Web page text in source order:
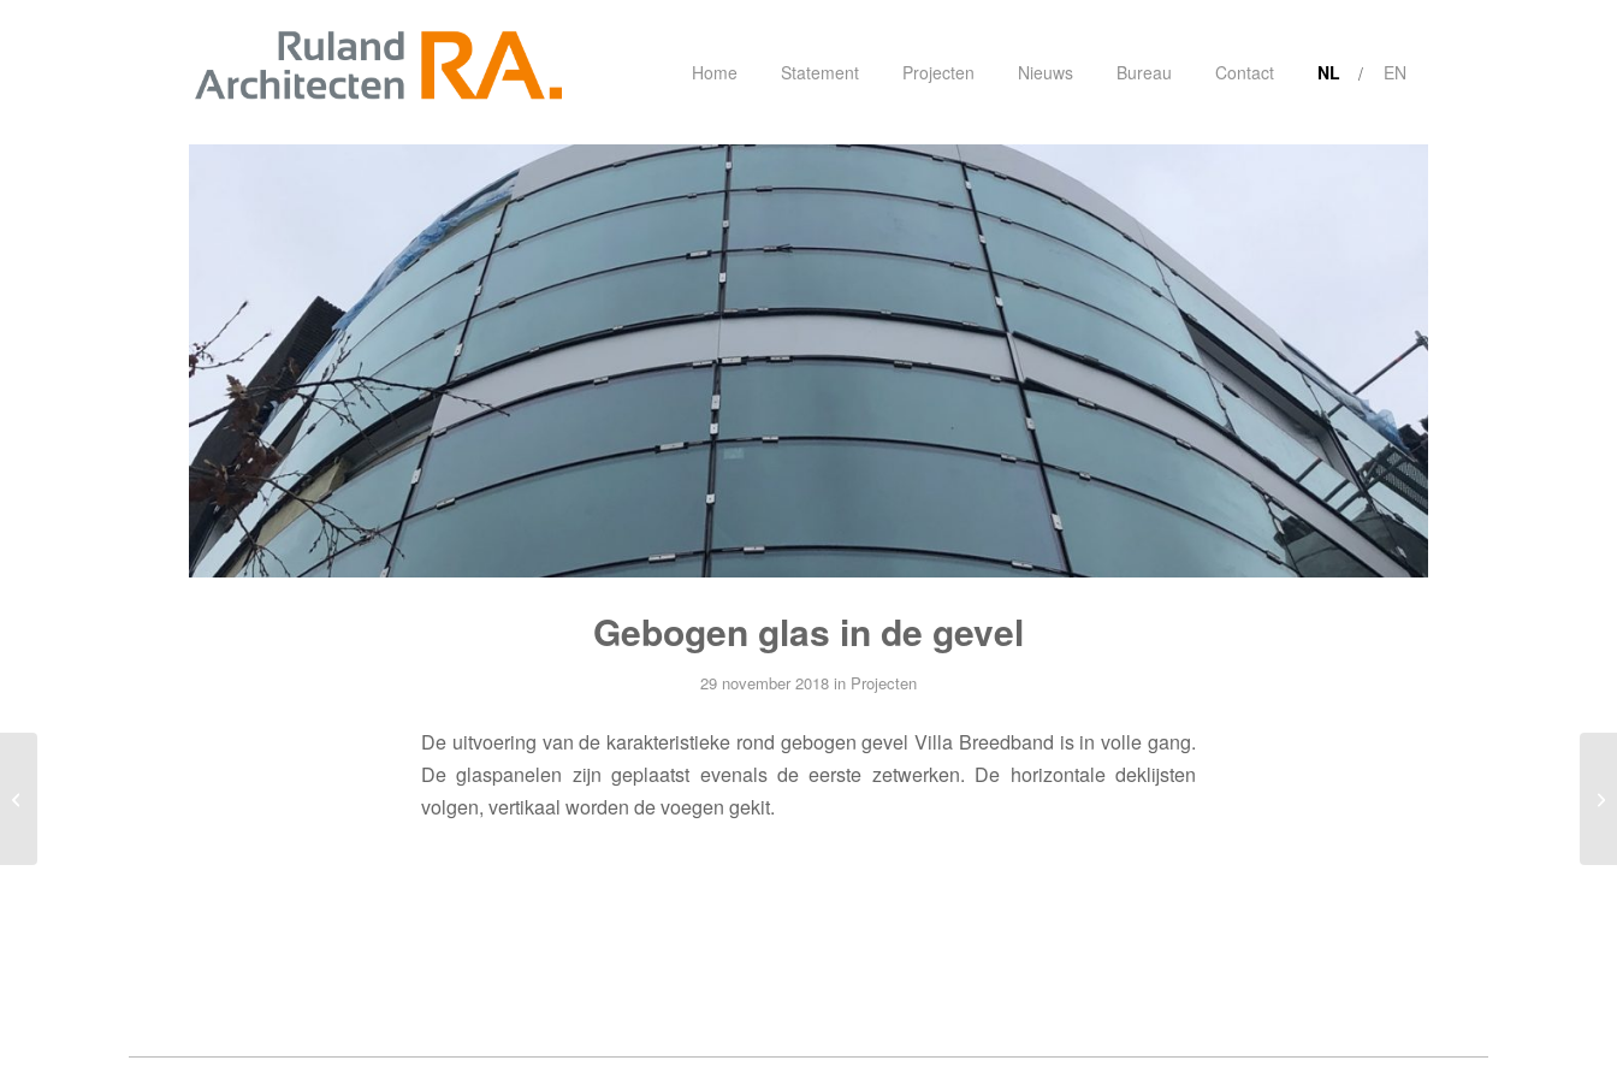
Home Statement Projecten Nieuws Bureau Contact NL EN
Gebogen glas in de gevel
29 november 2018 in Projecten
De uitvoering van de karakteristieke rond gebogen gevel Villa Breedband is in volle gang.
De glaspanelen zijn geplaatst evenals de eerste zetwerken. De horizontale deklijsten
volgen, vertikaal worden de voegen gekit.